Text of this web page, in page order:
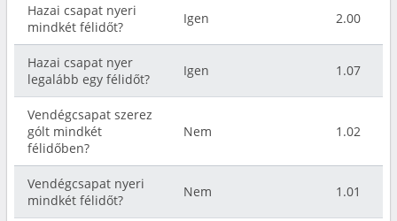
Hazai csapat nyeri
mindkét félidőt?
Igen 2.00
Hazai csapat nyer
legalább egy félidőt?
Igen 1.07
Vendégcsapat szerez
gólt mindkét
félidőben?
Nem 1.02
Vendégcsapat nyeri
mindkét félidőt?
Nem 1.01